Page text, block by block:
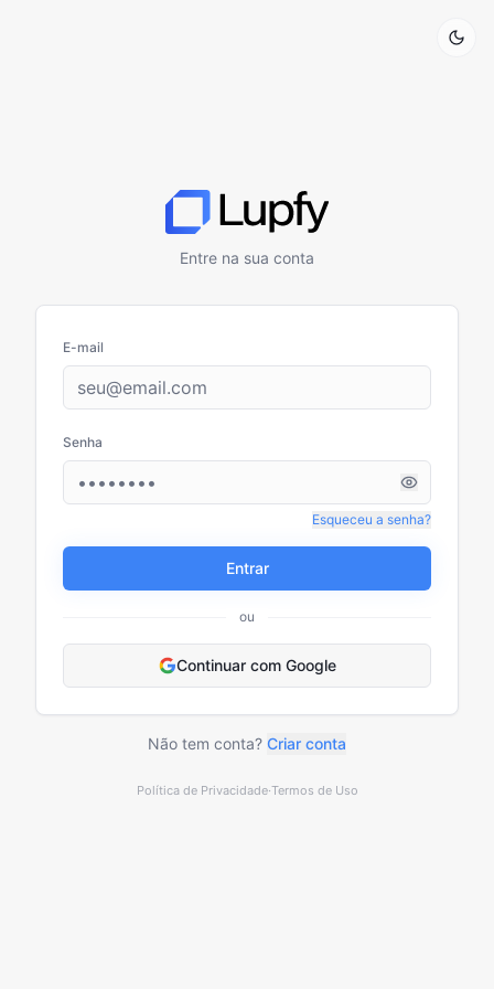
Entre na sua conta
E-mail
Senha
Esqueceu a senha?
Entrar
ou
Continuar com Google
Não tem conta? Criar conta
Política de Privacidade·Termos de Uso